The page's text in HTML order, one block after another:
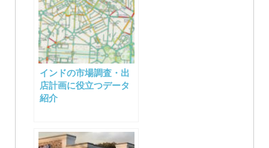
インドの市場調査・出
店計画に役立つデータ
紹介